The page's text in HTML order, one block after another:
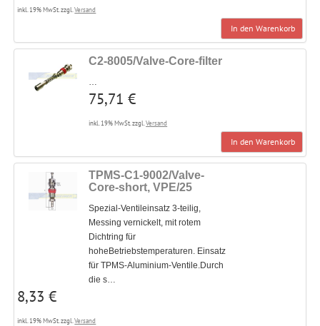
inkl. 19% MwSt. zzgl.Versand
In den Warenkorb
C2-8005/Valve-Core-filter
…
75,71 €
inkl. 19% MwSt. zzgl.Versand
In den Warenkorb
TPMS-C1-9002/Valve-
Core-short, VPE/25
Spezial-Ventileinsatz 3-teilig,
Messing vernickelt, mit rotem
Dichtring für
hoheBetriebstemperaturen. Einsatz
für TPMS-Aluminium-Ventile.Durch
die s…
8,33 €
inkl. 19% MwSt. zzgl.Versand